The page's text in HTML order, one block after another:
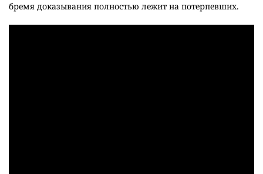
бремя доказывания полностью лежит на потерпевших.